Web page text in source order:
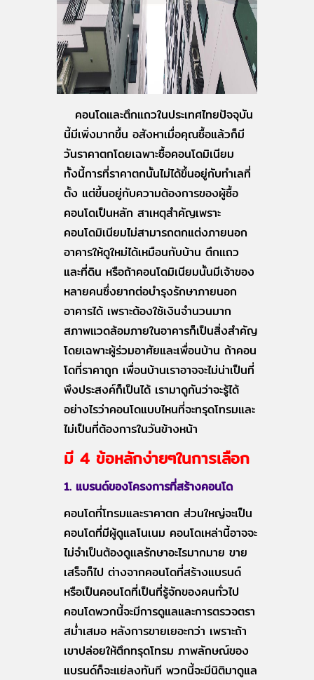
คอนโดและตึกแถวในประเทศไทยปัจจุบัน
นี้มีเพิ่งมากขึ้น อสังหาเมื่อคุณซื้อแล้วก็มี
วันราคาตกโดยเฉพาะซื้อคอนโดมิเนียม
ทั้งนี้การที่ราคาตกนั้นไม่ได้ขึ้นอยู่กับทำเลที่
ตั้ง แต่ขึ้นอยู่กับความต้องการของผู้ซื้อ
คอนโดเป็นหลัก สาเหตุสำคัญเพราะ
คอนโดมิเนียมไม่สามารถตกแต่งภายนอก
อาคารให้ดูใหม่ได้เหมือนกับบ้าน ตึกแถว
และที่ดิน หรือถ้าคอนโดมิเนียมนั้นมีเจ้าของ
หลายคนซึ่งยากต่อบำรุงรักษาภายนอก
อาคารได้ เพราะต้องใช้เงินจำนวนมาก
สภาพแวดล้อมภายในอาคารก็เป็นสิ่งสำคัญ
โดยเฉพาะผู้ร่วมอาศัยและเพื่อนบ้าน ถ้าคอน
โดที่ราคาถูก เพื่อนบ้านเราอาจจะไม่น่าเป็นที่
พึงประสงค์ก็เป็นได้ เรามาดูกันว่าจะรู้ได้
อย่างไรว่าคอนโดแบบไหนที่จะทรุดโทรมและ
ไม่เป็นที่ต้องการในวันข้างหน้า
มี 4 ข้อหลักง่ายๆในการเลือก
1. แบรนด์ของโครงการที่สร้างคอนโด
คอนโดที่โทรมและราคาตก ส่วนใหญ่จะเป็น
คอนโดที่มีผู้ดูแลโนเนม คอนโดเหล่านี้อาจจะ
ไม่จำเป็นต้องดูแลรักษาอะไรมากมาย ขาย
เสร็จก็ไป ต่างจากคอนโดที่สร้างแบรนด์
หรือเป็นคอนโดที่เป็นที่รู้จักของคนทั่วไป
คอนโดพวกนี้จะมีการดูแลและการตรวจตรา
สม่ำเสมอ หลังการขายเยอะกว่า เพราะถ้า
เขาปล่อยให้ตึกทรุดโทรม ภาพลักษณ์ของ
แบรนด์ก็จะแย่ลงทันที พวกนี้จะมีนิติมาดูแล